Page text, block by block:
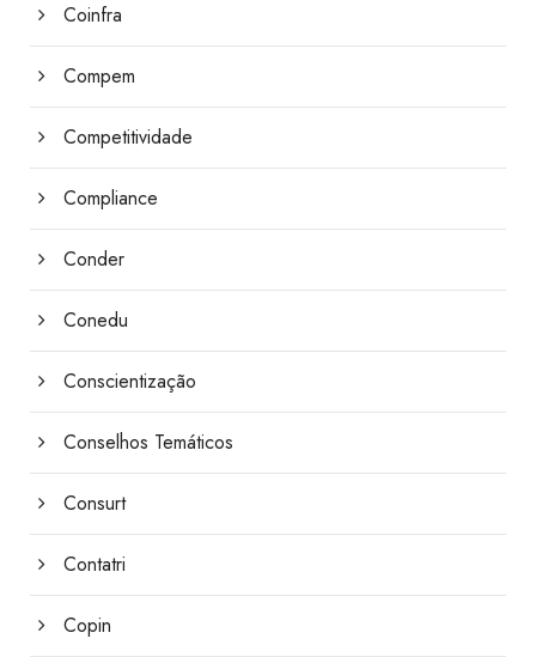
Coinfra
Compem
Competitividade
Compliance
Conder
Conedu
Conscientização
Conselhos Temáticos
Consurt
Contatri
Copin